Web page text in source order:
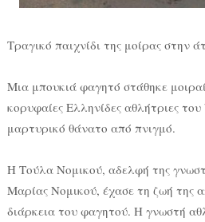
Τραγικό παιχνίδι της μοίρας στην
Μια μπουκιά φαγητό στάθηκε
κορυφαίες Ελληνίδες αθλήτριες
μαρτυρικό θάνατο από πνιγμό.
Η Τούλα Νομικού, αδελφή της
Μαρίας Νομικού, έχασε τη ζωή της
διάρκεια του φαγητού. Η γνωστή